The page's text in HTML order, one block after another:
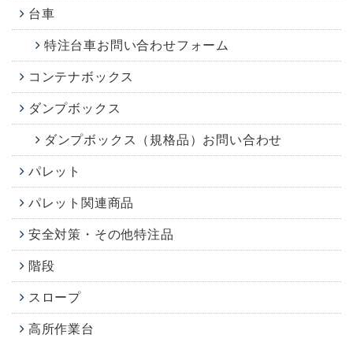
台車
特注台車お問い合わせフォーム
コンテナボックス
ダンプボックス
ダンプボックス（規格品）お問い合わせ
パレット
パレット関連商品
安全対策・その他特注品
階段
スロープ
高所作業台